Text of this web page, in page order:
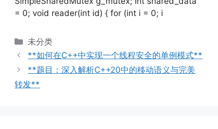
= 0; void reader(int id) { for (int i = 0; i
分
类
未分类
**如何在C++中实现一个线程安全的单例模式**
**题目：深入解析C++20中的移动语义与完美
转发**